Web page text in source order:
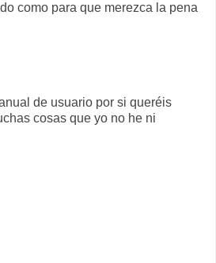
como para que merezca la pena
de usuario por si queréis
cosas que yo no he ni